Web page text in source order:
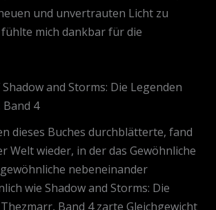
und unvertrauten Licht zu
mich dankbar für die
and Storms: Die Legenden
4
dieses Buches durchblätterte, fand
Welt wieder, in der das Gewöhnliche
nebeneinander
wie Shadow and Storms: Die
Band 4 zarte Gleichgewicht